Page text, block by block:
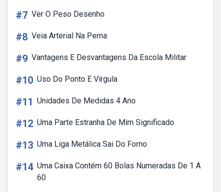
#7 Ver O Peso Desenho
#8 Veia Arterial Na Perna
#9 Vantagens E Desvantagens Da Escola Militar
#10 Uso Do Ponto E Vírgula
#11 Unidades De Medidas 4 Ano
#12 Uma Parte Estranha De Mim Significado
#13 Uma Liga Metálica Sai Do Forno
#14 Uma Caixa Contém 60 Bolas Numeradas De 1 A
60